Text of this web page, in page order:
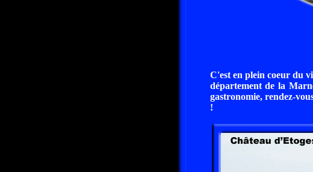
C'est en plein coeur du
département de la
gastronomie, rendez-
!